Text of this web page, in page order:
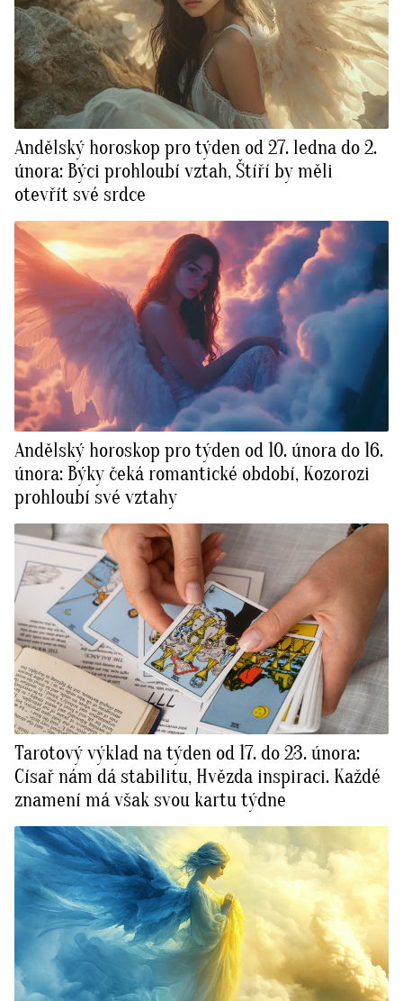
Andělský horoskop pro týden od 27. ledna do 2.
února: Býci prohloubí vztah, Štíří by měli
otevřít své srdce
Andělský horoskop pro týden od 10. února do 16.
února: Býky čeká romantické období, Kozorozi
prohloubí své vztahy
Tarotový výklad na týden od 17. do 23. února:
Císař nám dá stabilitu, Hvězda inspiraci. Každé
znamení má však svou kartu týdne